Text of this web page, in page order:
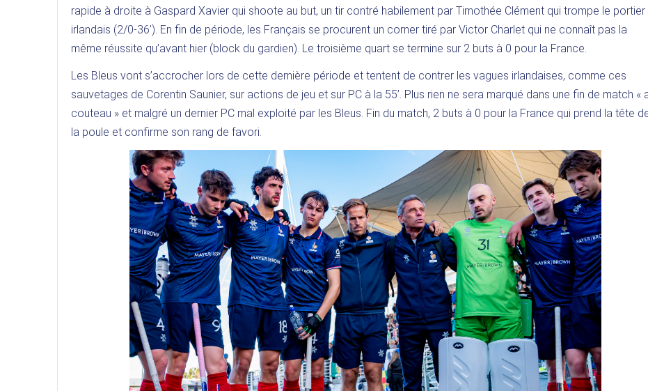
rapide à droite à Gaspard Xavier qui shoote au but, un tir contré habilement par Timothée Clément qui trompe le portier
irlandais (2/0-36’). En fin de période, les Français se procurent un corner tiré par Victor Charlet qui ne connaît pas la
même réussite qu’avant hier (block du gardien). Le troisième quart se termine sur 2 buts à 0 pour la France.
Les Bleus vont s’accrocher lors de cette dernière période et tentent de contrer les vagues irlandaises, comme ces
sauvetages de Corentin Saunier, sur actions de jeu et sur PC à la 55’. Plus rien ne sera marqué dans une fin de match «
couteau » et malgré un dernier PC mal exploité par les Bleus. Fin du match, 2 buts à 0 pour la France qui prend la tête
la poule et confirme son rang de favori.